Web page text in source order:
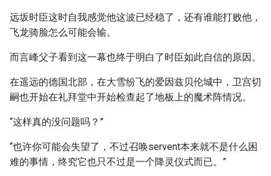
远坂时臣这时自我感觉他这波已经稳了，还有谁能打败他，
飞龙骑脸怎么可能会输。
而言峰父子看到这一幕也终于明白了时臣如此自信的原因。
在遥远的德国北部，在大雪纷飞的爱因兹贝伦城中，卫宫切
嗣也开始在礼拜堂中开始检查起了地板上的魔术阵情况。
“这样真的没问题吗？”
“也许你可能会失望了，不过召唤servent本来就不是什么困
难的事情，终究它也只不过是一个降灵仪式而已。”